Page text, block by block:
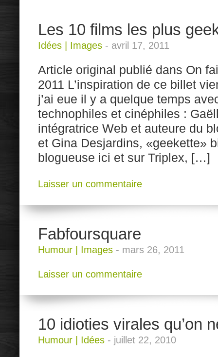
Les 10 films les plus
Idées Images - avril 17, 2011
Article original publié dans On
2011 L’inspiration de ce billet
j’ai eue il y a quelque temps
technophiles et cinéphiles :
intégratrice Web et auteure du
et Gina Desjardins, «geekette»
blogueuse ici et sur Triplex, […]
Laisser un commentaire
Fabfoursquare
Humour Images - mars 26, 2011
Laisser un commentaire
10 idioties virales qu’on
Humour Idées - juillet 22, 2010